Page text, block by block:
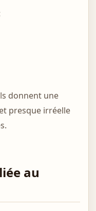
donnent une
presque irréelle
au